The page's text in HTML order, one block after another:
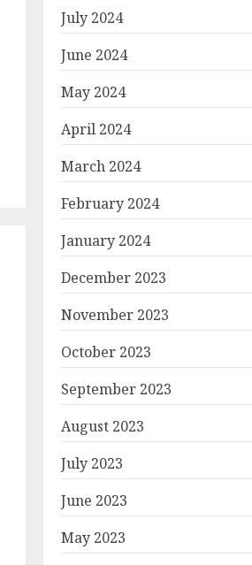
July 2024
June 2024
May 2024
April 2024
March 2024
February 2024
January 2024
December 2023
November 2023
October 2023
September 2023
August 2023
July 2023
June 2023
May 2023